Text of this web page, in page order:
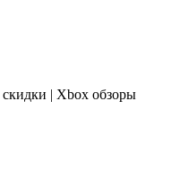
| Xbox обзоры